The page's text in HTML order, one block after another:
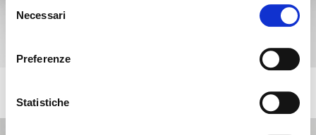
delNecessari
Preferenze
Statistiche
Silla giratoria con mecanismo de retorno y base de aluminio
+9
para España. ¿Deseas cambiar al sitio en Estados